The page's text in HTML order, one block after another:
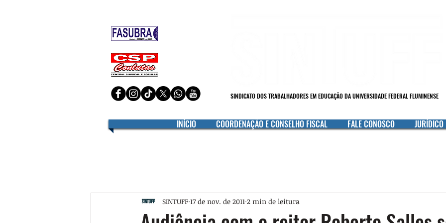
SINDICATO DOS TRABALHADORES EM EDUCAÇÃO DA UNIVERSIDADE FEDERAL FLUMINENSE
INÍCIO COORDENAÇÃO E CONSELHO FISCAL FALE CONOSCO JURÍDICO
SINTUFF 17 de nov. de 2011 2 min de leitura